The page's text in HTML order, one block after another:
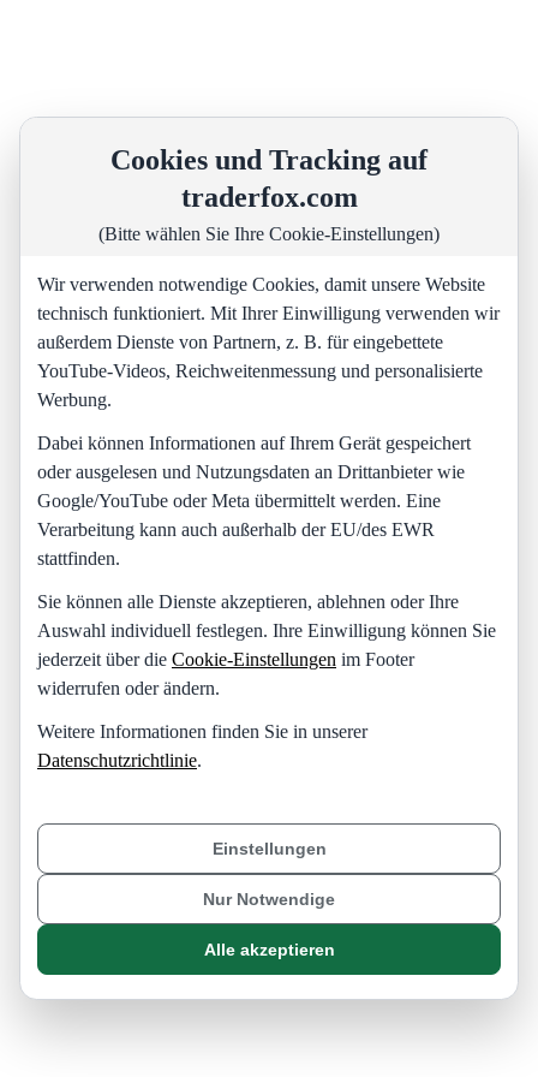
Cookies und Tracking auf
traderfox.com
(Bitte wählen Sie Ihre Cookie-Einstellungen)
Wir verwenden notwendige Cookies, damit unsere Website
technisch funktioniert. Mit Ihrer Einwilligung verwenden wir
außerdem Dienste von Partnern, z. B. für eingebettete
YouTube-Videos, Reichweitenmessung und personalisierte
Werbung.
Dabei können Informationen auf Ihrem Gerät gespeichert
oder ausgelesen und Nutzungsdaten an Drittanbieter wie
Google/YouTube oder Meta übermittelt werden. Eine
Verarbeitung kann auch außerhalb der EU/des EWR
stattfinden.
Sie können alle Dienste akzeptieren, ablehnen oder Ihre
Auswahl individuell festlegen. Ihre Einwilligung können Sie
jederzeit über die Cookie-Einstellungen im Footer
widerrufen oder ändern.
Weitere Informationen finden Sie in unserer
Datenschutzrichtlinie.
Einstellungen
Nur Notwendige
Alle akzeptieren